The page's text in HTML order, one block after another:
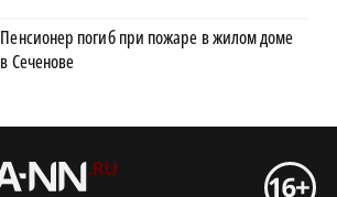
Пенсионер погиб при пожаре в жилом доме
в Сеченове